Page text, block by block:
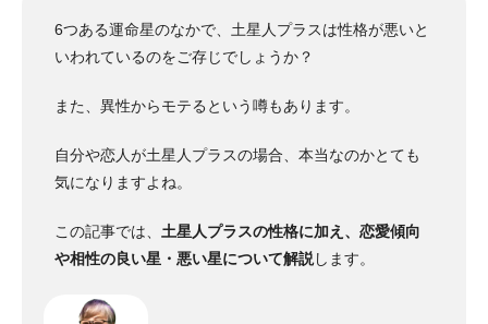
6つある運命星のなかで、土星人プラスは性格が悪いと
いわれているのをご存じでしょうか？
また、異性からモテるという噂もあります。
自分や恋人が土星人プラスの場合、本当なのかとても
気になりますよね。
この記事では、 土星人プラスの性格に加え、恋愛傾向
や相性の良い星・悪い星について解説します。